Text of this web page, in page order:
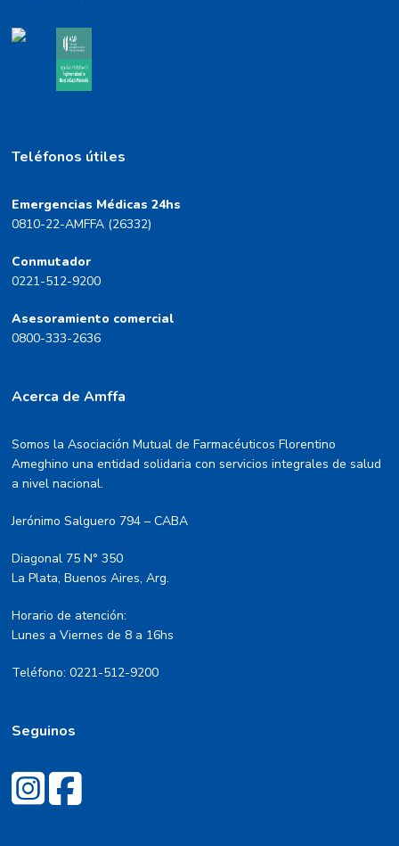
Teléfonos útiles
Emergencias Médicas 24hs
0810-22-AMFFA (26332)
Conmutador
0221-512-9200
Asesoramiento comercial
0800-333-2636
Acerca de Amffa
Somos la Asociación Mutual de Farmacéuticos Florentino
Ameghino una entidad solidaria con servicios integrales de salud
a nivel nacional.
Jerónimo Salguero 794 – CABA
Diagonal 75 N° 350
La Plata, Buenos Aires, Arg.
Horario de atención:
Lunes a Viernes de 8 a 16hs
Teléfono: 0221-512-9200
Seguinos